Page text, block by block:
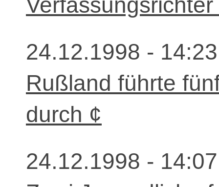
24.12.1998 -
Rußland führte
durch ¢
24.12.1998 -